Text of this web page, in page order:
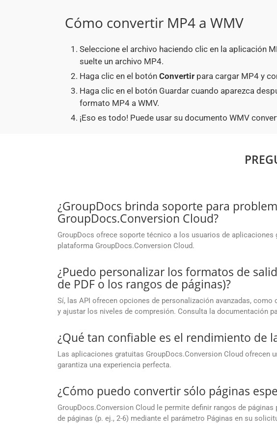
Cómo convertir MP4 a WMV
Seleccione el archivo haciendo clic en la aplicación
suelte un archivo MP4.
Haga clic en el botón Convertir para cargar MP4 y
Haga clic en el botón Guardar cuando aparezca
formato MP4 a WMV.
¡Eso es todo! Puede usar su documento WMV
¿GroupDocs brinda soporte para
GroupDocs.Conversion Cloud?
GroupDocs ofrece soporte técnico a los usuarios de
plataforma GroupDocs.Conversion Cloud.
¿Puedo personalizar los formatos de
de PDF o los rangos de páginas)?
Sí, las API ofrecen opciones de personalización avanzadas,
y ajustar los niveles de compresión. Consulta la documentación
¿Qué tan confiable es el rendimiento de
Las aplicaciones gratuitas GroupDocs.Conversion Cloud ofrecen
garantiza una experiencia perfecta.
¿Cómo puedo convertir sólo páginas
GroupDocs.Conversion Cloud le permite definir rangos de
de páginas (p. ej., 2-6) mediante el parámetro Páginas en su